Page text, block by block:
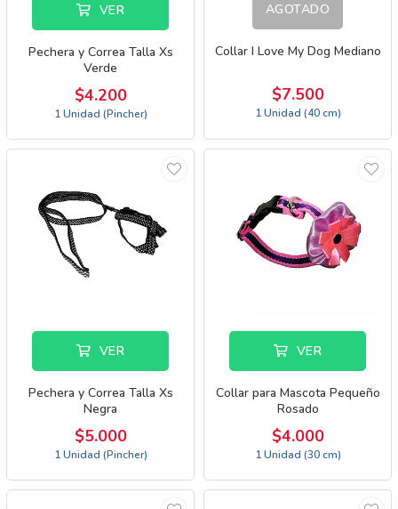
VER
Pechera y Correa Talla Xs
Verde
$4.200
1 Unidad (Pincher)
AGOTADO
Collar I Love My Dog Mediano
$7.500
1 Unidad (40 cm)
VER
Pechera y Correa Talla Xs
Negra
$5.000
1 Unidad (Pincher)
VER
Collar para Mascota Pequeño
Rosado
$4.000
1 Unidad (30 cm)